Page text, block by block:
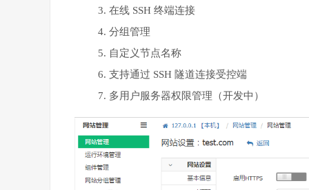
在线 SSH 终端连接
分组管理
自定义节点名称
支持通过 SSH 隧道连接受控端
多用户服务器权限管理（开发中）